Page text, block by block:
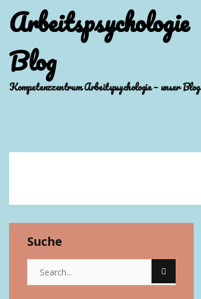
Arbeitspsychologie
Blog
Kompetenzzentrum Arbeitspsychologie – unser Blog
Suche